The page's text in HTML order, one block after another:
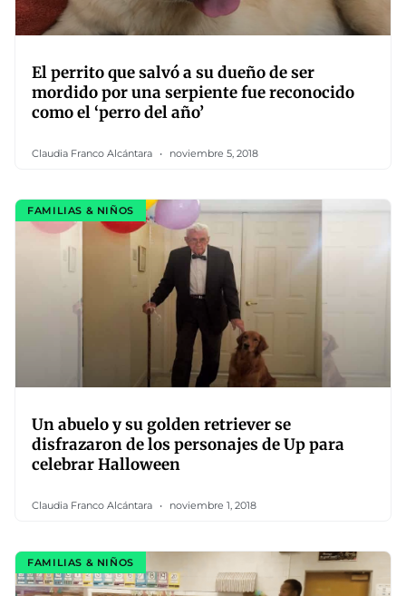
El perrito que salvó a su dueño de ser
mordido por una serpiente fue reconocido
como el ‘perro del año’
Claudia Franco Alcántara noviembre 5, 2018
FAMILIAS & NIÑOS
Un abuelo y su golden retriever se
disfrazaron de los personajes de Up para
celebrar Halloween
Claudia Franco Alcántara noviembre 1, 2018
FAMILIAS & NIÑOS